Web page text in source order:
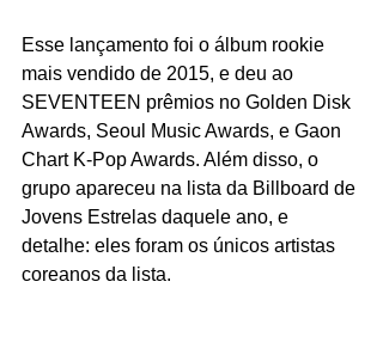
Esse lançamento foi o álbum rookie
mais vendido de 2015, e deu ao
SEVENTEEN prêmios no Golden Disk
Awards, Seoul Music Awards, e Gaon
Chart K-Pop Awards. Além disso, o
grupo apareceu na lista da Billboard de
Jovens Estrelas daquele ano, e
detalhe: eles foram os únicos artistas
coreanos da lista.